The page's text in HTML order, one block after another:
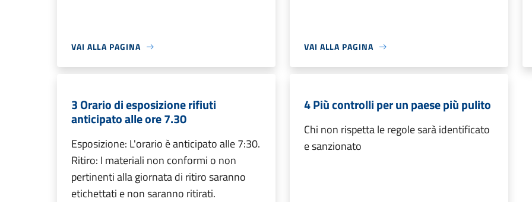
VAI ALLA PAGINA VAI ALLA PAGINA
3 Orario di esposizione rifiuti
anticipato alle ore 7.30
Esposizione: L'orario è anticipato alle 7:30.
Ritiro: I materiali non conformi o non
pertinenti alla giornata di ritiro saranno
etichettati e non saranno ritirati.
4 Più controlli per un paese più pulito
Chi non rispetta le regole sarà identificato
e sanzionato